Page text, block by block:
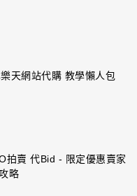
天網站代購 教學懶人包
拍賣 代Bid - 限定優惠賣家
略